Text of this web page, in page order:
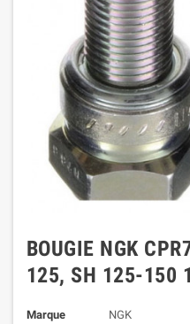
BOUGIE NGK
125, SH 125-150
Marque
NGK